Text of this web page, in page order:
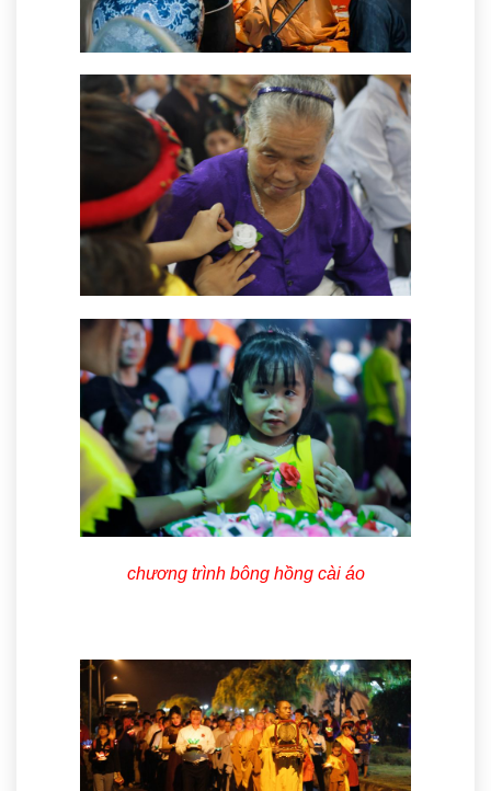
chương trình bông hồng cài áo